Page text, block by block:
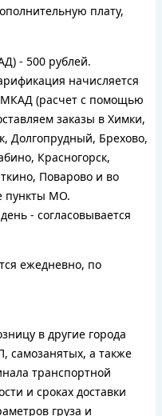
плату,
- 500 рублей.
начисляется
МКАД (расчет с помощью
заказы в Химки,
Долгопрудный, Брехово,
Красногорск,
Поварово и во
пункты МО.
- согласовывается
ежедневно, по
в другие города
самозанятых, а также
транспортной
и сроках доставки
груза и